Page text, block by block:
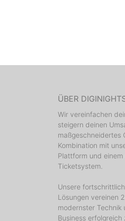
ÜBER
Wir vereinfachen
steigern deinen
maßgeschneidertes
Kombination mit
Plattform und einem
Ticketsystem.
Unsere
Lösungen vereinen
modernster Technik
Business erfolgreich